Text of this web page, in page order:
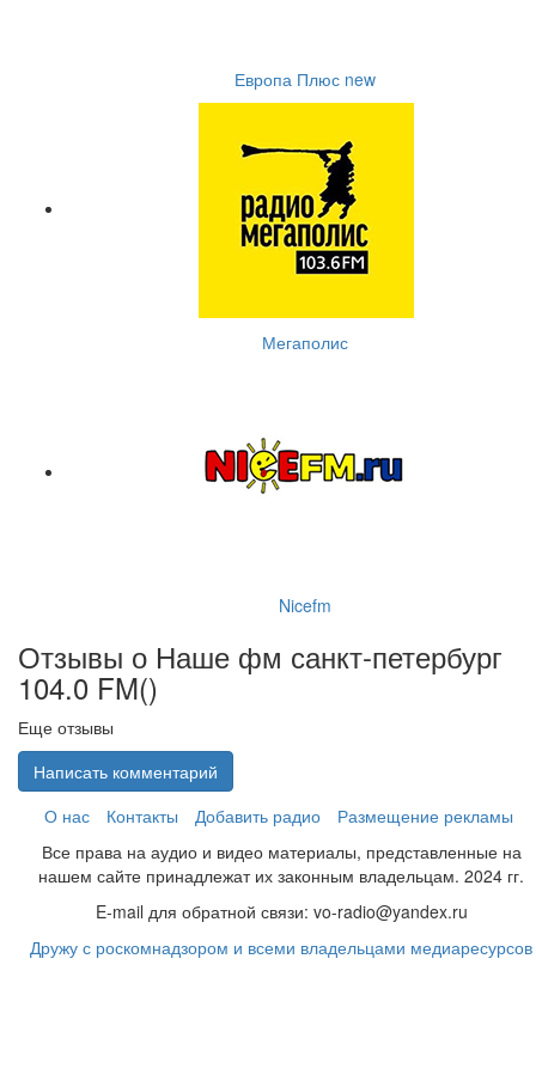
Европа Плюс new
Мегаполис
Nicefm
Отзывы о Наше фм санкт-петербург
104.0 FM()
Еще отзывы
Написать комментарий
О нас
Контакты Добавить радио
Размещение рекламы
Все права на аудио и видео материалы, представленные на
нашем сайте принадлежат их законным владельцам. 2024 гг.
E-mail для обратной связи: vo-radio@yandex.ru
Дружу с роскомнадзором и всеми владельцами медиаресурсов